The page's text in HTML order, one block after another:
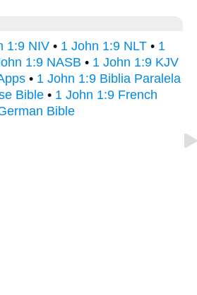
1:9 NIV • 1 John 1:9 NLT • 1
1:9 NASB • 1 John 1:9 KJV
• 1 John 1:9 Biblia Paralela
Bible • 1 John 1:9 French
Bible